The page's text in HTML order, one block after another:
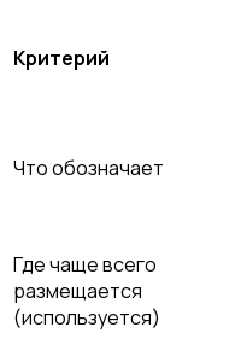
Критерий
Что обозначает
Где чаще всего
размещается
(используется)